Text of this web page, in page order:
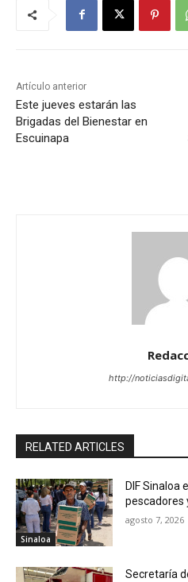
Artículo anterior
Este jueves estarán las
Brigadas del Bienestar en
Escuinapa
http://
RELATED ARTICLES
Sinaloa
DIF Sinaloa
pescadores
agosto 7, 2026
Secretaría